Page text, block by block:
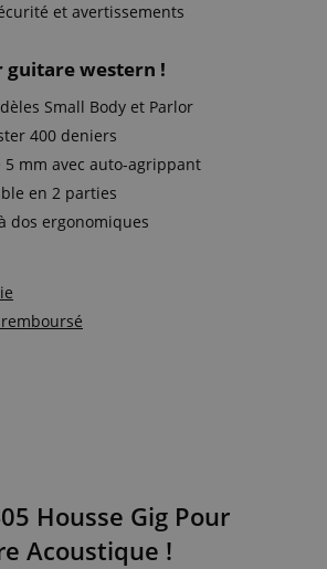
guitare western !
Small Body et Parlor
400 deniers
5 mm avec auto-agrippant
en 2 parties
dos ergonomiques
et avertissements
Housse Gig Pour
Acoustique !